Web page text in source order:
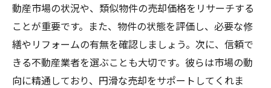
動産市場の状況や、類似物件の売却価格をリサーチする
ことが重要です。また、物件の状態を評価し、必要な修
繕やリフォームの有無を確認しましょう。次に、信頼で
きる不動産業者を選ぶことも大切です。彼らは市場の動
向に精通しており、円滑な売却をサポートしてくれま